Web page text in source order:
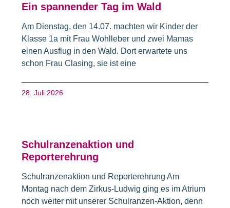
Ein spannender Tag im Wald
Am Dienstag, den 14.07. machten wir Kinder der
Klasse 1a mit Frau Wohlleber und zwei Mamas
einen Ausflug in den Wald. Dort erwartete uns
schon Frau Clasing, sie ist eine
28. Juli 2026
Schulranzenaktion und
Reporterehrung
Schulranzenaktion und Reporterehrung Am
Montag nach dem Zirkus-Ludwig ging es im Atrium
noch weiter mit unserer Schulranzen-Aktion, denn